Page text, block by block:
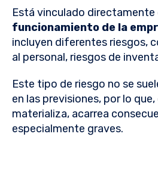
Está vinculado directamente
funcionamiento de la
incluyen diferentes riesgos,
al personal, riesgos de
Este tipo de riesgo no se
en las previsiones, por lo
materializa, acarrea
especialmente graves.